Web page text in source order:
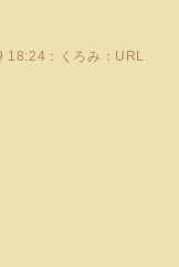
：くろみ： URL